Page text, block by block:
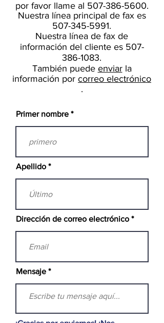
por favor llame al 507-386-5600.
Nuestra línea principal de fax es
507-345-5991.
Nuestra línea de fax de
información del cliente es 507-
386-1083.
También puede enviarla
información por correo electrónico
.
Primer nombre
Apellido
Dirección de correo electrónico
Mensaje